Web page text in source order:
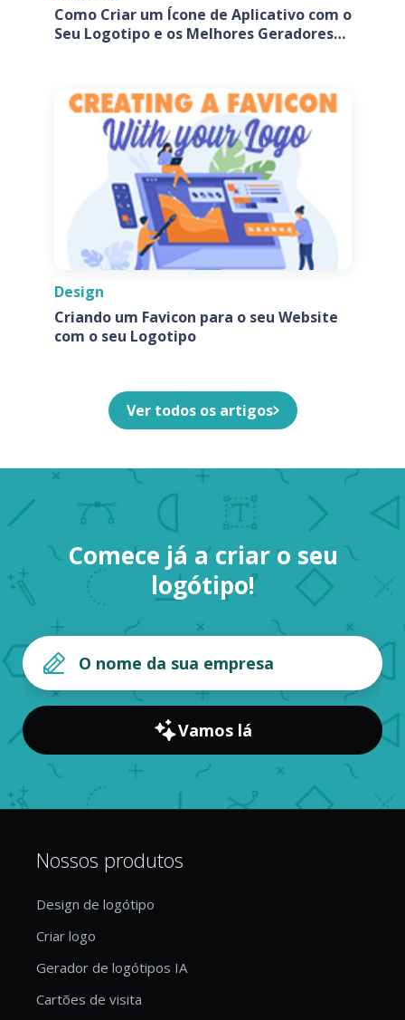
Como Criar um Ícone de Aplicativo com o
Seu Logotipo e os Melhores Geradores
Design
Criando um Favicon para o seu Website
com o seu Logotipo
Ver todos os artigos
Comece já a criar o seu
logótipo!
Vamos lá
Nossos produtos
Design de logótipo
Criar logo
Gerador de logótipos IA
Cartões de visita